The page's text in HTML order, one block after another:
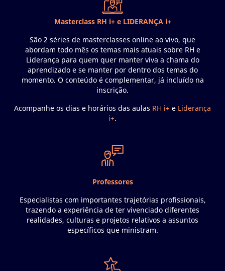
Masterclass RH i+ e LIDERANÇA i+
São 2 séries de masterclasses online ao vivo, que
abordam todo mês os temas mais atuais sobre RH e
Liderança para quem quer manter viva a chama do
aprendizado e se manter por dentro dos temas do
momento. O conteúdo é complementar, já incluído na
inscrição.
Acompanhe os dias e horários das aulas RH i+ e Liderança
i+.
Professores
Especialistas com importantes trajetórias profissionais,
trazendo a experiência de ter vivenciado diferentes
realidades, culturas e projetos relativos a assuntos
específicos que ministram.